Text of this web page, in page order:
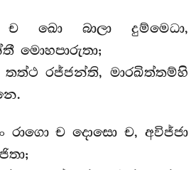
ච ඛො බාලා දුම්මෙධා,
මොහපාරුතා;
තත්ථ රජ්ජන්ති, මාරඛිත්තම්හි
රාගො ච දොසො ච, අවිජ්ජා